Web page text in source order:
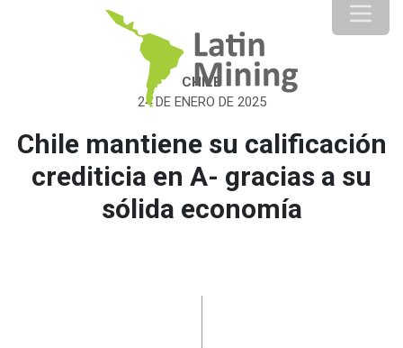
CHILE
24 DE ENERO DE 2025
Chile mantiene su calificación
crediticia en A- gracias a su
sólida economía